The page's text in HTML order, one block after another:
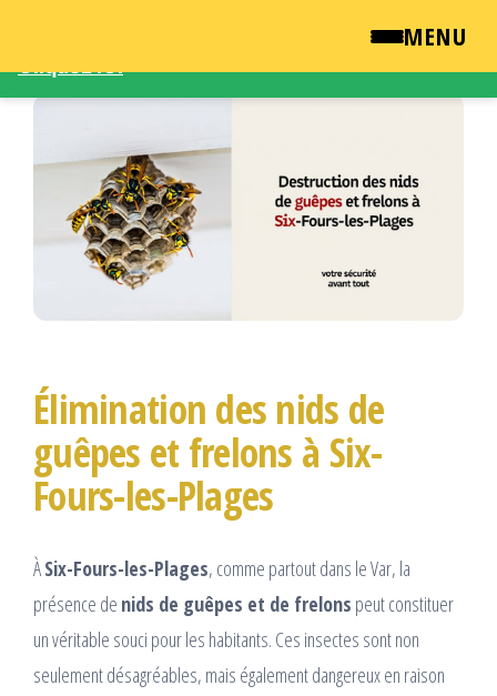
MENU
QUI SOMMES NOUS ?
NEWSROOM
TARIFS
Passer
contenu
Élimination des nids de
guêpes et frelons à Six-
Fours-les-Plages
ÀSix-Fours-les-Plages, comme partout dans le Var, la
présence de nids de guêpes et de frelons peut constituer
un véritable souci pour les habitants. Ces insectes sont non
seulement désagréables, mais également dangereux en raison
Une demande d'intervention – Une question ?